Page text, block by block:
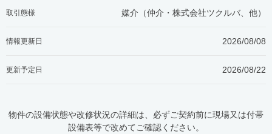
取引態様 媒介（仲介・ 株式会社ツクルバ、他）
情報更新日 2026/08/08
更新予定日 2026/08/22
物件の設備状態や改修状況の詳細は、必ずご契約前に現場又は付帯
設備表等で改めてご確認ください。